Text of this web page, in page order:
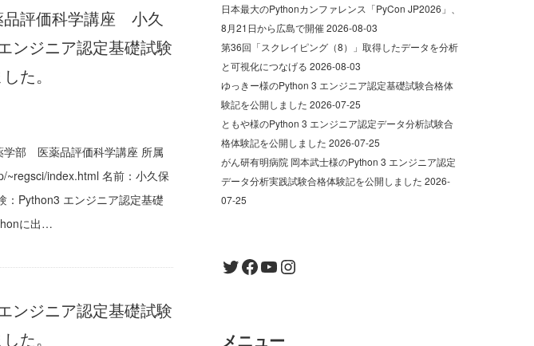
評価科学講座 小久
ンジニア認定基礎試験
た。
部 医薬品評価科学講座 所属
~regsci/index.html 名前：小久保
：Python3 エンジニア認定基礎
に出…
ンジニア認定基礎試験
た。
日本最大のPythonカンファレンス「PyCon JP2026」、
8月21日から広島で開催2026-08-03
第36回「スクレイピング（8）」取得したデータを分析
と可視化につなげる 2026-08-03
ゆっきー様のPython 3 エンジニア認定基礎試験合格体
験記を公開しました 2026-07-25
ともや様のPython 3 エンジニア認定データ分析試験合
格体験記を公開しました 2026-07-25
がん研有明病院 岡本武士様のPython 3 エンジニア認定
データ分析実践試験合格体験記を公開しました 2026-
07-25
Twitter
Facebook
YouTube
Instagram
メニュー